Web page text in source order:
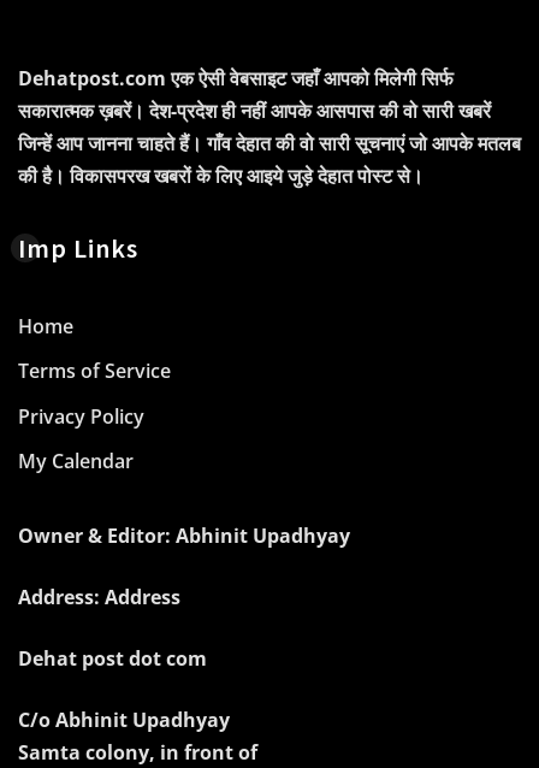
Dehatpost.com एक ऐसी वेबसाइट जहाँ आपको मिलेगी सिर्फ
सकारात्मक ख़बरें। देश-प्रदेश ही नहीं आपके आसपास की वो सारी खबरें
जिन्हें आप जानना चाहते हैं। गाँव देहात की वो सारी सूचनाएं जो आपके मतलब
की है। विकासपरख खबरों के लिए आइये जुड़े देहात पोस्ट से।
Imp Links
Home
Terms of Service
Privacy Policy
My Calendar
Owner & Editor: Abhinit Upadhyay
Address: Address
Dehat post dot com
C/o Abhinit Upadhyay
Samta colony, in front of